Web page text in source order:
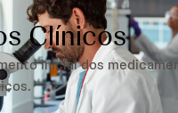
Clínicos
inicial dos